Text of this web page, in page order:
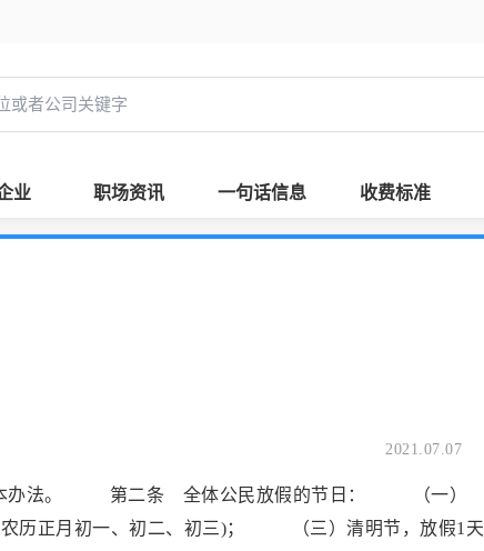
业 职场资讯 一句话信息 收费标准
2021.07.07
办法。 第二条 全体公民放假的节日： （一）
历正月初一、初二、初三)； （三）清明节，放假1天